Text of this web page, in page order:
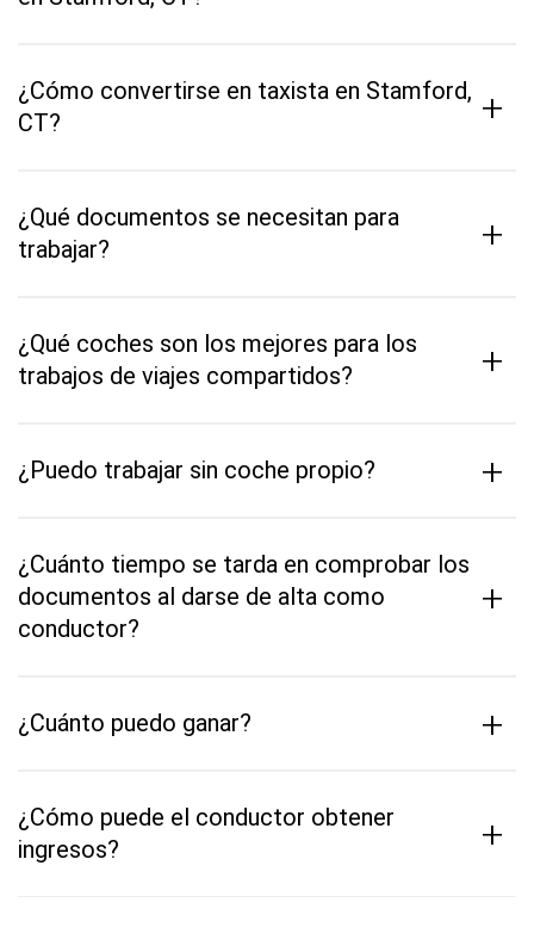
¿Cómo convertirse en taxista en Stamford,
CT?
+
¿Qué documentos se necesitan para
trabajar?
+
¿Qué coches son los mejores para los
trabajos de viajes compartidos?
+
¿Puedo trabajar sin coche propio? +
¿Cuánto tiempo se tarda en comprobar los
documentos al darse de alta como
conductor?
+
¿Cuánto puedo ganar? +
¿Cómo puede el conductor obtener
ingresos?
+